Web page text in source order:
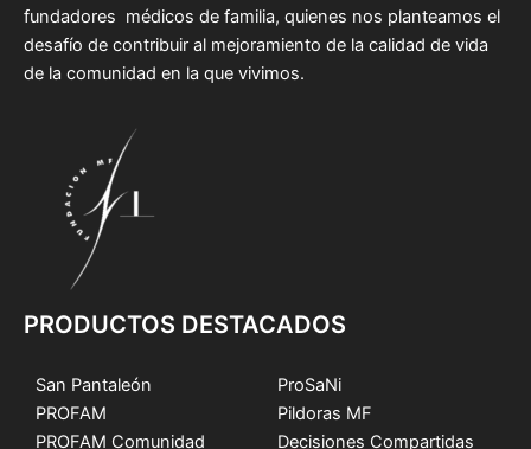
fundadores médicos de familia, quienes nos planteamos el
desafío de contribuir al mejoramiento de la calidad de vida
de la comunidad en la que vivimos.
PRODUCTOS DESTACADOS
San Pantaleón
PROFAM
PROFAM Comunidad
ProSaNi
Pildoras MF
Decisiones Compartidas